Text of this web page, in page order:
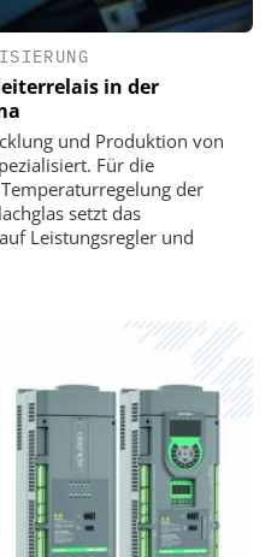
in der
und Produktion von
Für die
der
setzt das
Leistungsregler und